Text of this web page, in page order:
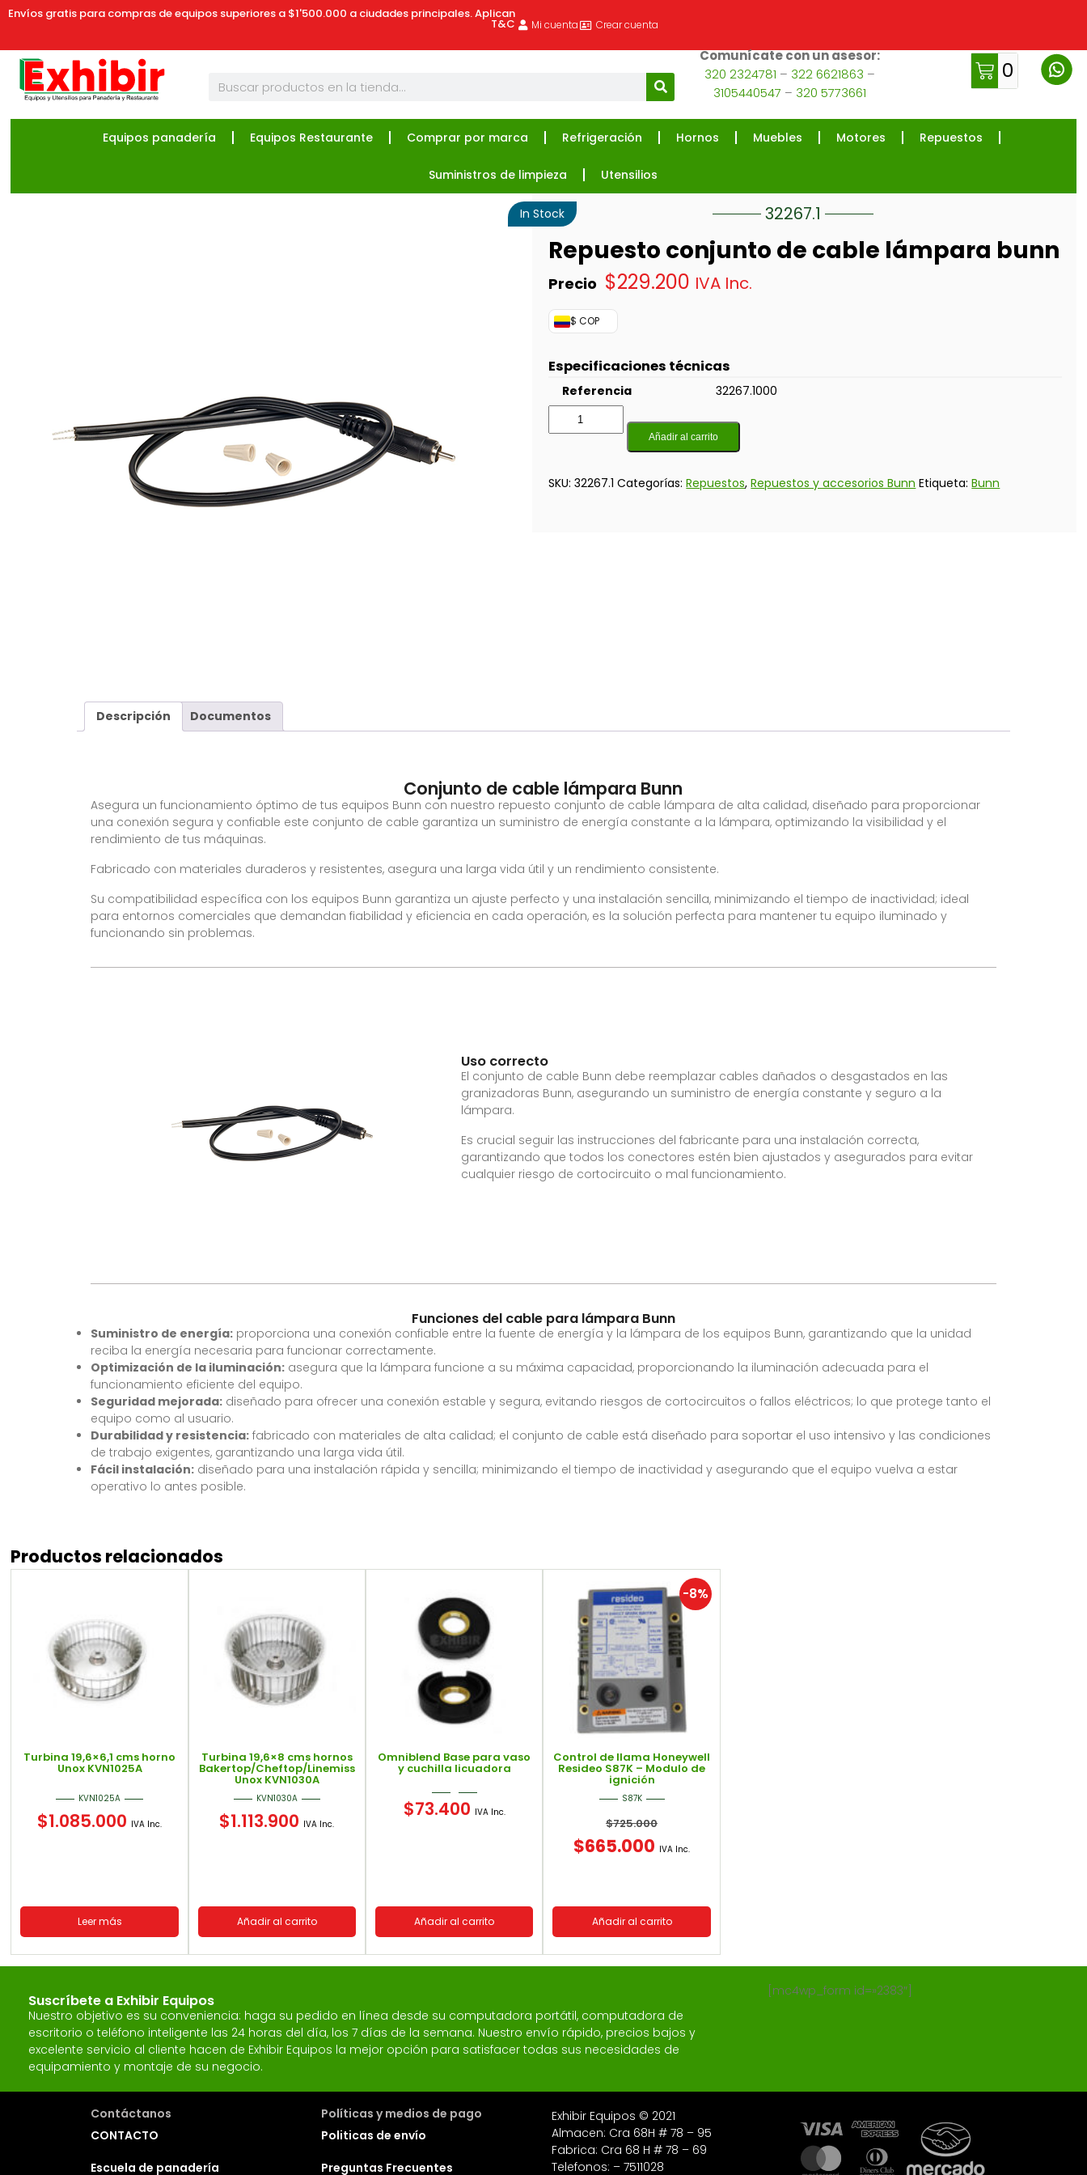
Envíos gratis para compras de equipos superiores a $1'500.000 a ciudades principales. Aplican
T&C Mi cuenta Crear cuenta
Comunícate con un asesor:
320 2324781 – 322 6621863 –
3105440547 – 320 5773661
0
Equipos panadería Equipos Restaurante Comprar por marca Refrigeración Hornos Muebles Motores Repuestos
Suministros de limpieza Utensilios
Repuesto conjunto de cable lámpara bunn
$229.200 IVA Inc.
$ COP
In Stock 32267.1
Especificaciones técnicas
Referencia 32267.1000
Añadir al carrito
SKU:32267.1 Categorías:Repuestos,Repuestos y accesorios Bunn Etiqueta:Bunn
Descripción Documentos
Conjunto de cable lámpara Bunn
Asegura un funcionamiento óptimo de tus equipos Bunn con nuestro repuesto conjunto de cable lámpara de alta calidad, diseñado para proporcionar
una conexión segura y confiable este conjunto de cable garantiza un suministro de energía constante a la lámpara, optimizando la visibilidad y el
rendimiento de tus máquinas.
Fabricado con materiales duraderos y resistentes, asegura una larga vida útil y un rendimiento consistente.
Su compatibilidad específica con los equipos Bunn garantiza un ajuste perfecto y una instalación sencilla, minimizando el tiempo de inactividad; ideal
para entornos comerciales que demandan fiabilidad y eficiencia en cada operación, es la solución perfecta para mantener tu equipo iluminado y
funcionando sin problemas.
Uso correcto
El conjunto de cable Bunn debe reemplazar cables dañados o desgastados en las
granizadoras Bunn, asegurando un suministro de energía constante y seguro a la
lámpara.
Es crucial seguir las instrucciones del fabricante para una instalación correcta,
garantizando que todos los conectores estén bien ajustados y asegurados para evitar
cualquier riesgo de cortocircuito o mal funcionamiento.
Funciones del cable para lámpara Bunn
Suministro de energía:proporciona una conexión confiable entre la fuente de energía y la lámpara de los equipos Bunn, garantizando que la unidad
reciba la energía necesaria para funcionar correctamente.
Optimización de la iluminación:asegura que la lámpara funcione a su máxima capacidad, proporcionando la iluminación adecuada para el
funcionamiento eficiente del equipo.
Seguridad mejorada:diseñado para ofrecer una conexión estable y segura, evitando riesgos de cortocircuitos o fallos eléctricos; lo que protege tanto el
equipo como al usuario.
Durabilidad y resistencia:fabricado con materiales de alta calidad; el conjunto de cable está diseñado para soportar el uso intensivo y las condiciones
de trabajo exigentes, garantizando una larga vida útil.
Fácil instalación:diseñado para una instalación rápida y sencilla; minimizando el tiempo de inactividad y asegurando que el equipo vuelva a estar
operativo lo antes posible.
Productos relacionados
Turbina 19,6×6,1 cms horno
Unox KVN1025A
KVN1025A
$1.085.000 IVA Inc.
Leer más
Turbina 19,6×8 cms hornos
Bakertop/Cheftop/Linemiss
Unox KVN1030A
KVN1030A
$1.113.900 IVA Inc.
Añadir al carrito
Omniblend Base para vaso
y cuchilla licuadora
$73.400 IVA Inc.
Añadir al carrito
-8%
Control de llama Honeywell
Resideo S87K – Modulo de
ignición
S87K
$725.000
$665.000 IVA Inc.
Añadir al carrito
Suscríbete a Exhibir Equipos
Nuestro objetivo es su conveniencia: haga su pedido en línea desde su computadora portátil, computadora de
escritorio o teléfono inteligente las 24 horas del día, los 7 días de la semana. Nuestro envío rápido, precios bajos y
excelente servicio al cliente hacen de Exhibir Equipos la mejor opción para satisfacer todas sus necesidades de
equipamiento y montaje de su negocio.
[mc4wp_form id=»2383″]
Contáctanos
CONTACTO
Escuela de panadería
Políticas y medios de pago
Politicas de envío
Preguntas Frecuentes
Exhibir Equipos © 2021
Almacen: Cra 68H # 78 – 95
Fabrica: Cra 68 H # 78 – 69
Telefonos: – 7511028